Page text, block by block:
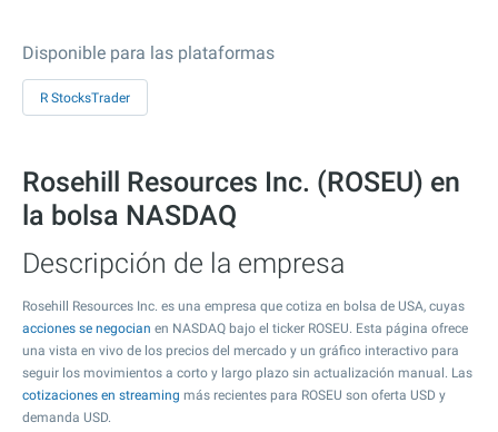
Disponible para las plataformas
R StocksTrader
Rosehill Resources Inc. (ROSEU) en
la bolsa NASDAQ
Descripción de la empresa
Rosehill Resources Inc. es una empresa que cotiza en bolsa de USA, cuyas
acciones se negocian en NASDAQ bajo el ticker ROSEU. Esta página ofrece
una vista en vivo de los precios del mercado y un gráfico interactivo para
seguir los movimientos a corto y largo plazo sin actualización manual. Las
cotizaciones en streaming más recientes para ROSEU son oferta USD y
demanda USD.